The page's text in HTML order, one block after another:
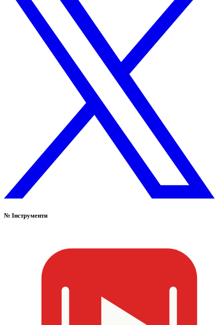
№ Інструменти